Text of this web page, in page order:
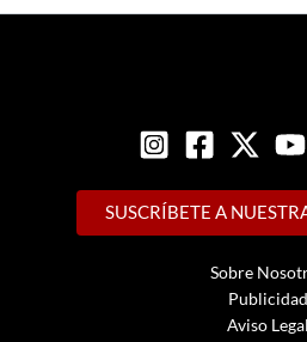
SUSCRÍBETE A
Sobre
Publicidad
Aviso Legal